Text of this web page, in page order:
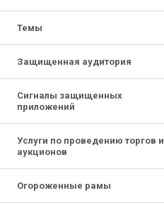
Темы
Защищенная аудитория
Сигналы защищенных
приложений
Услуги по проведению торгов и
аукционов
Огороженные рамы